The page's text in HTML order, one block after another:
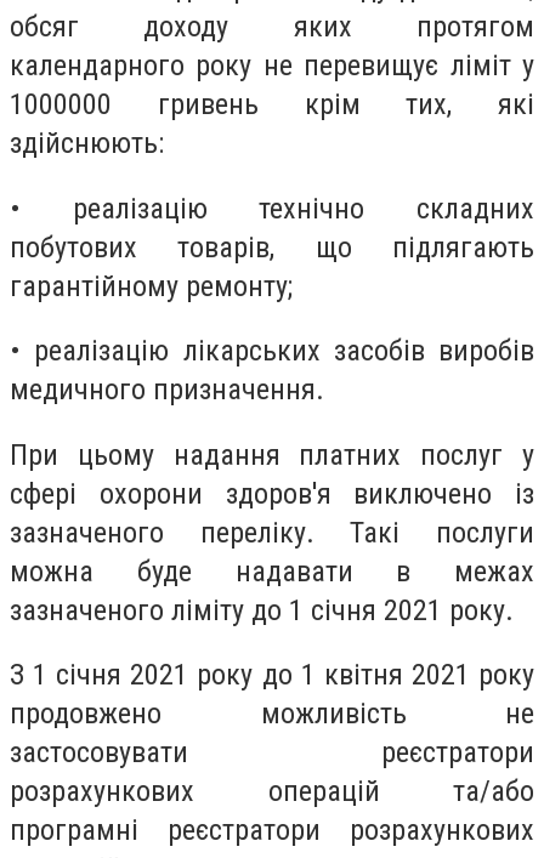
обсяг доходу яких протягом
календарного року не перевищує ліміт у
1000000 гривень крім тих, які
здійснюють:
• реалізацію технічно складних
побутових товарів, що підлягають
гарантійному ремонту;
• реалізацію лікарських засобів виробів
медичного призначення.
При цьому надання платних послуг у
сфері охорони здоров'я виключено із
зазначеного переліку. Такі послуги
можна буде надавати в межах
зазначеного ліміту до 1 січня 2021 року.
З 1 січня 2021 року до 1 квітня 2021 року
продовжено можливість не
застосовувати реєстратори
розрахункових операцій та/або
програмні реєстратори розрахункових